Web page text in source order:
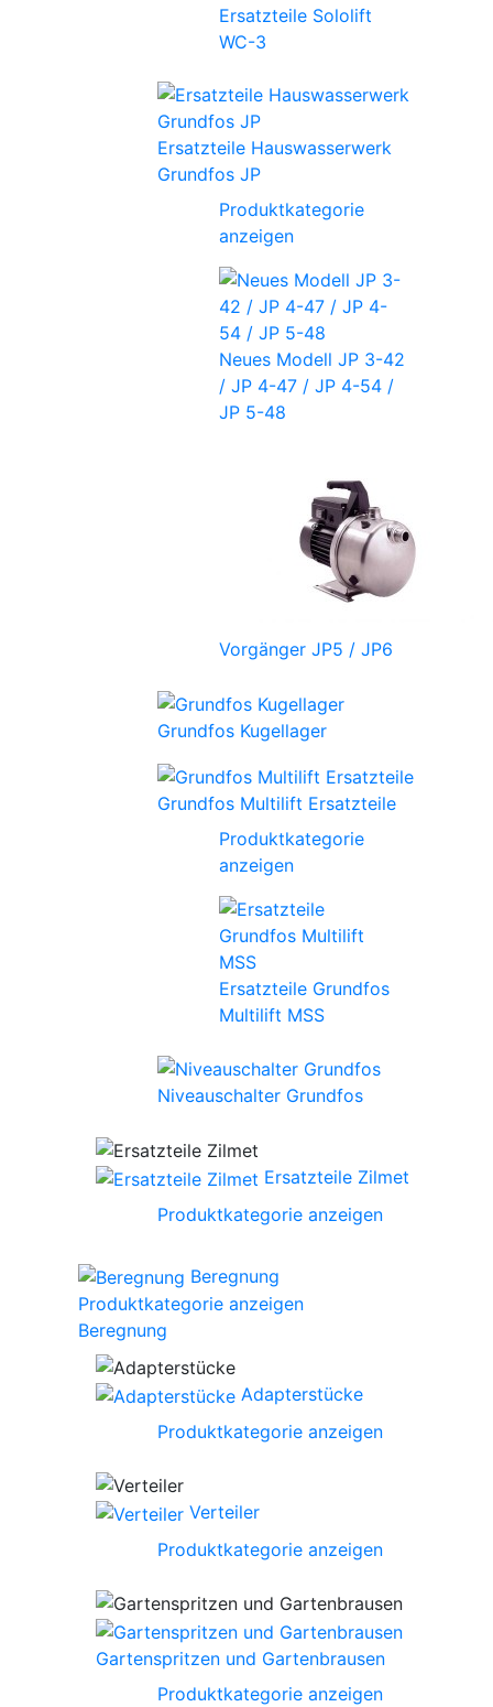
Ersatzteile Sololift
WC-3
Ersatzteile Hauswasserwerk
Grundfos JP
Produktkategorie
anzeigen
Neues Modell JP 3-42
/ JP 4-47 / JP 4-54 /
JP 5-48
Vorgänger JP5 / JP6
Grundfos Kugellager
Grundfos Multilift Ersatzteile
Produktkategorie
anzeigen
Ersatzteile Grundfos
Multilift MSS
Niveauschalter Grundfos
Ersatzteile Zilmet
Produktkategorie anzeigen
Beregnung
Produktkategorie anzeigen
Beregnung
Adapterstücke
Produktkategorie anzeigen
Verteiler
Produktkategorie anzeigen
Gartenspritzen und Gartenbrausen
Produktkategorie anzeigen